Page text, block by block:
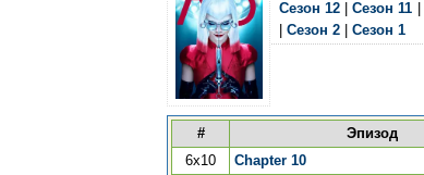
Сезон 12 |Сезон 11
|Сезон 2 |Сезон 1
# Эпизод
6x10
Chapter 10